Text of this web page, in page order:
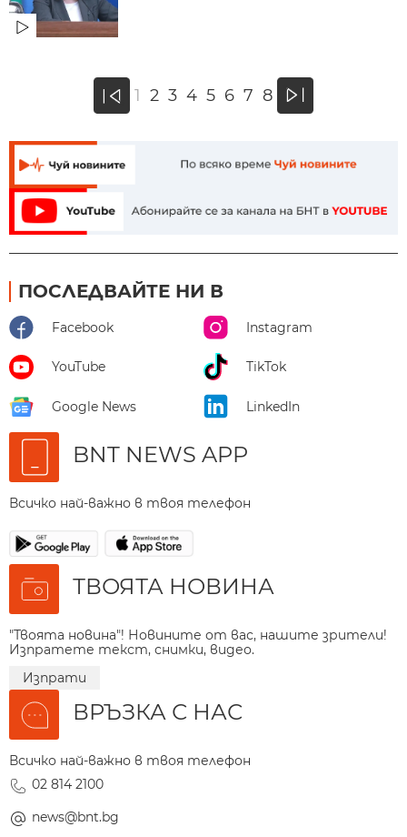
« 1 2 3 4 5 6 7 8 »
ПОСЛЕДВАЙТЕ НИ В
Facebook Instagram
YouTube TikTok
Google News LinkedIn
BNT NEWS APP
Всичко най-важно в твоя телефон
ТВОЯТА НОВИНА
"Твоята новина"! Новините от вас, нашите зрители!
Изпратете текст, снимки, видео.
Изпрати
ВРЪЗКА С НАС
Всичко най-важно в твоя телефон
02 814 2100
news@bnt.bg